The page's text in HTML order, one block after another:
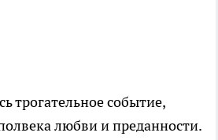
трогательное событие,
любви и преданности.